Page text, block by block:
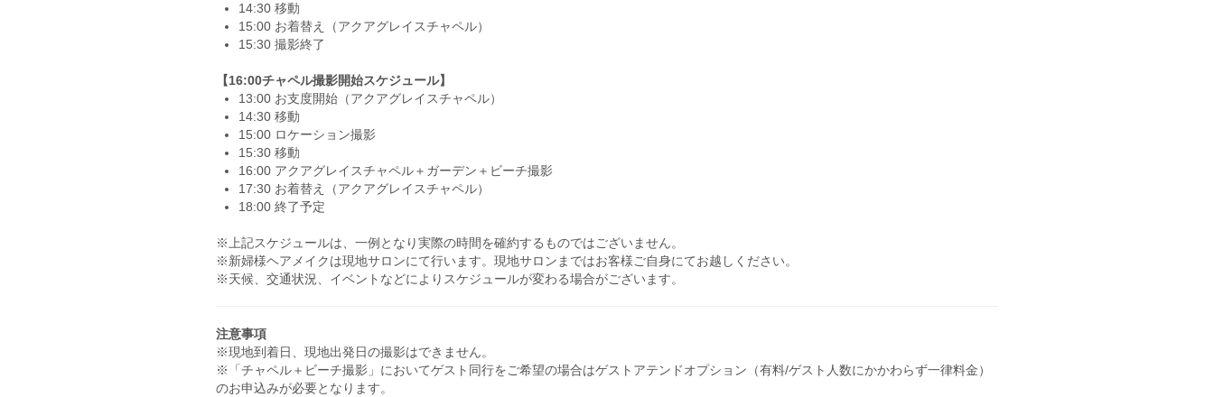
14:30 移動
15:00 お着替え（アクアグレイスチャペル）
15:30 撮影終了
【16:00チャペル撮影開始スケジュール】
13:00 お支度開始（アクアグレイスチャペル）
14:30 移動
15:00 ロケーション撮影
15:30 移動
16:00 アクアグレイスチャペル＋ガーデン＋ビーチ撮影
17:30 お着替え（アクアグレイスチャペル）
18:00 終了予定
※上記スケジュールは、一例となり実際の時間を確約するものではございません。
※新婦様ヘアメイクは現地サロンにて行います。現地サロンまではお客様ご自身にてお越しください。
※天候、交通状況、イベントなどによりスケジュールが変わる場合がございます。
注意事項
※現地到着日、現地出発日の撮影はできません。
※「チャペル＋ビーチ撮影」においてゲスト同行をご希望の場合はゲストアテンドオプション（有料/ゲスト人数にかかわらず一律料金）
のお申込みが必要となります。